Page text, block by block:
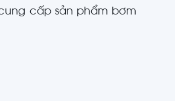
cấp sản phẩm bơm